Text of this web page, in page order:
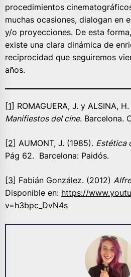
procedimientos
muchas ocasiones, dialogan en
y/o proyecciones. De esta
existe una clara dinámica de
reciprocidad que seguiremos
años.
[1] ROMAGUERA, J. y ALSINA,
Manifiestos del cine. Barcelona.
[2] AUMONT, J. (1985). Estética
Pág 62. Barcelona: Paidós.
[3] Fabián González. (2012)
Disponible en: https://
v=h3bpc_DvN4s